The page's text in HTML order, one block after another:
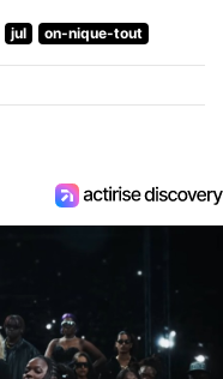
jul on-nique-tout